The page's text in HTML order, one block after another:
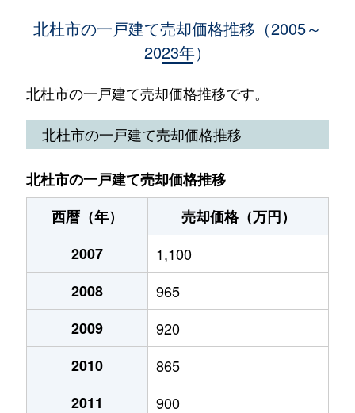
760万円
大泉町西井出
650万円 甲斐大泉
大泉町西井出
1,100万円 甲斐大泉
大泉町谷戸
2,500万円 甲斐小泉
徒歩21
大泉町谷戸
430万円 甲斐小泉
徒歩25
大泉町谷戸
大泉町谷戸
380万円
大泉町谷戸
6,700万円
北杜市の一戸建て売却価格推移（2005～
2023年）
北杜市の一戸建て売却価格推移です。
北杜市の一戸建て売却価格推移
北杜市の一戸建て売却価格推移
西暦（年）
売却価格（万円）
2007
1,100
2008
965
2009
920
2010
865
2011
900